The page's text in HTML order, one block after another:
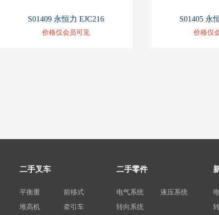
S01409 永恒力 EJC216
价格仅会员可见
S01405 永
价格仅
二手叉车
平衡重
前移式
堆高机
牵引车
二手零件
电气系统
液压系统
转向系统